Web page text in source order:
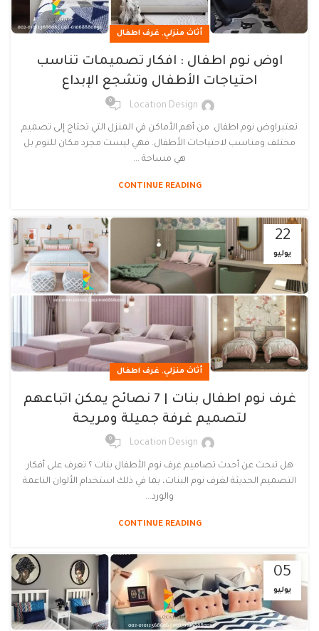
أثاث منزلي, غرف اطفال
اوض نوم اطفال : افكار تصميمات تناسب
احتياجات الأطفال وتشجع الإبداع
Location Design
0
تعتبراوض نوم اطفال من أهم الأماكن في المنزل التي تحتاج إلى تصميم
مختلف ومناسب لاحتياجات الأطفال. فهي ليست مجرد مكان للنوم بل
هي مساحة ...
CONTINUE READING
22
يوليو
أثاث منزلي, غرف اطفال
غرف نوم اطفال بنات | 7 نصائح يمكن اتباعهم
لتصميم غرفة جميلة ومريحة
Location Design
0
هل تبحث عن أحدث تصاميم غرف نوم الأطفال بنات ؟ تعرف على أفكار
التصميم الحديثة لغرف نوم البنات، بما في ذلك استخدام الألوان الناعمة
والورد...
CONTINUE READING
05
يوليو